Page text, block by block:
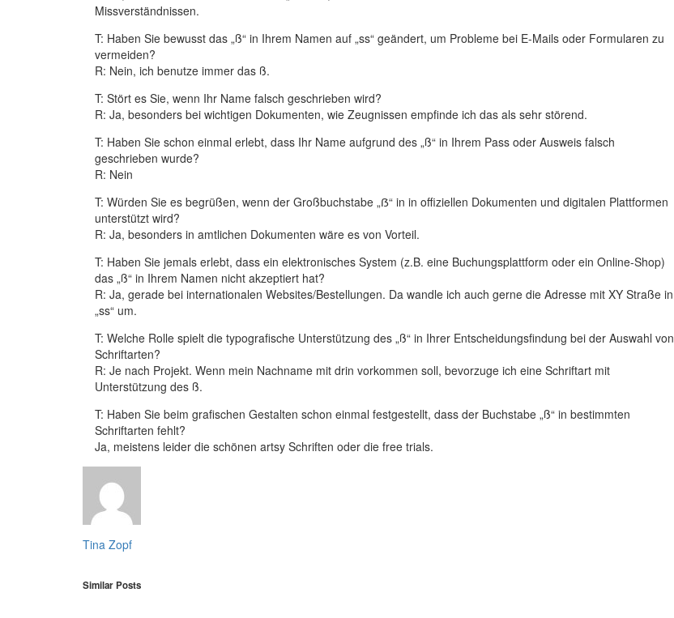
Missverständnissen.
T: Haben Sie bewusst das „ß“ in Ihrem Namen auf „ss“ geändert, um Probleme bei E-Mails oder Formularen zu
vermeiden?
R: Nein, ich benutze immer das ß.
T: Stört es Sie, wenn Ihr Name falsch geschrieben wird?
R: Ja, besonders bei wichtigen Dokumenten, wie Zeugnissen empfinde ich das als sehr störend.
T: Haben Sie schon einmal erlebt, dass Ihr Name aufgrund des „ß“ in Ihrem Pass oder Ausweis falsch
geschrieben wurde?
R: Nein
T: Würden Sie es begrüßen, wenn der Großbuchstabe „ẞ“ in in offiziellen Dokumenten und digitalen Plattformen
unterstützt wird?
R: Ja, besonders in amtlichen Dokumenten wäre es von Vorteil.
T: Haben Sie jemals erlebt, dass ein elektronisches System (z.B. eine Buchungsplattform oder ein Online-Shop)
das „ß“ in Ihrem Namen nicht akzeptiert hat?
R: Ja, gerade bei internationalen Websites/Bestellungen. Da wandle ich auch gerne die Adresse mit XY Straße in
„ss“ um.
T: Welche Rolle spielt die typografische Unterstützung des „ß“ in Ihrer Entscheidungsfindung bei der Auswahl von
Schriftarten?
R: Je nach Projekt. Wenn mein Nachname mit drin vorkommen soll, bevorzuge ich eine Schriftart mit
Unterstützung des ß.
T: Haben Sie beim grafischen Gestalten schon einmal festgestellt, dass der Buchstabe „ß“ in bestimmten
Schriftarten fehlt?
Ja, meistens leider die schönen artsy Schriften oder die free trials.
Tina Zopf
Similar Posts